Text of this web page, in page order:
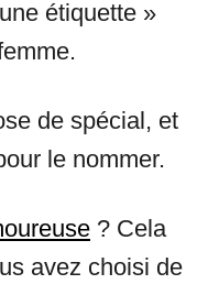
étiquette »
de spécial, et
le nommer.
? Cela
avez choisi de